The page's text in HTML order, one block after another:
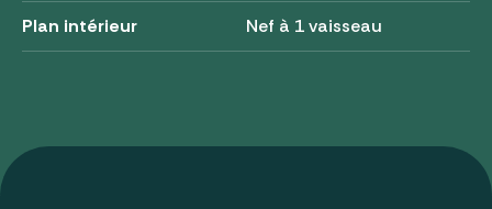
Plan intérieur Nef à 1 vaisseau